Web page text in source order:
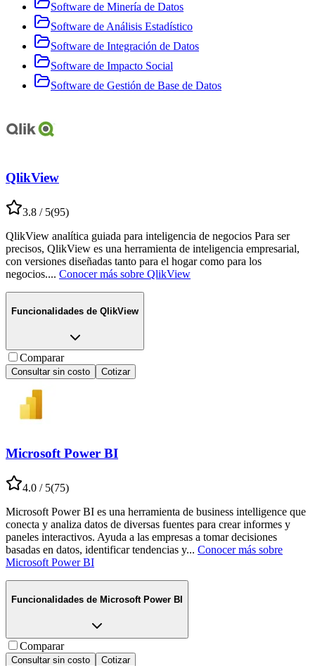
Software de Minería de Datos
Software de Análisis Estadístico
Software de Integración de Datos
Software de Impacto Social
Software de Gestión de Base de Datos
QlikView
3.8 / 5(95)
QlikView analítica guiada para inteligencia de negocios Para ser
precisos, QlikView es una herramienta de inteligencia empresarial,
con versiones diseñadas tanto para el hogar como para los
negocios.... Conocer más sobre QlikView
Funcionalidades de QlikView
Comparar
Consultar sin costo Cotizar
Microsoft Power BI
4.0 / 5(75)
Microsoft Power BI es una herramienta de business intelligence que
conecta y analiza datos de diversas fuentes para crear informes y
paneles interactivos. Ayuda a las empresas a tomar decisiones
basadas en datos, identificar tendencias y... Conocer más sobre
Microsoft Power BI
Funcionalidades de Microsoft Power BI
Comparar
Consultar sin costo Cotizar